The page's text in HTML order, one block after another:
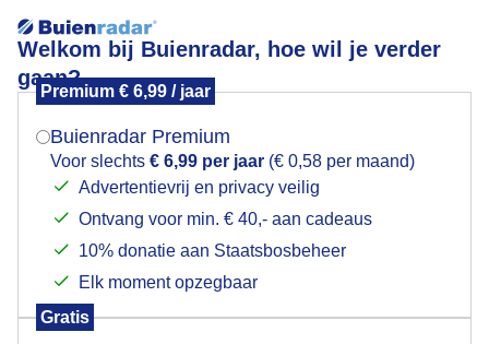
Welkom bij Buienradar, hoe wil je verder
gaan?
Premium € 6,99 / jaar
Buienradar Premium
Voor slechts € 6,99 per jaar (€ 0,58 per maand)
Advertentievrij en privacy veilig
Ontvang voor min. € 40,- aan cadeaus
10% donatie aan Staatsbosbeheer
Elk moment opzegbaar
Gratis
Weerspiegeling in het water
Mogen we je locatie gebruiken voor het
Indien je hier nog geen akkoord op hebt gegeven,
verschijnt er zo een pop-up uit je browser waarin
Is goed, toon de popup